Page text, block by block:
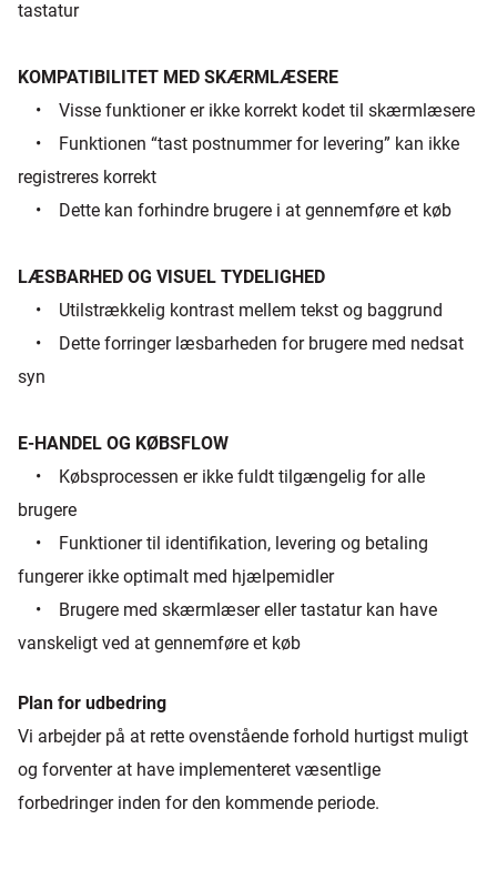
tastatur
KOMPATIBILITET MED SKÆRMLÆSERE
• Visse funktioner er ikke korrekt kodet til skærmlæsere
• Funktionen “tast postnummer for levering” kan ikke
registreres korrekt
• Dette kan forhindre brugere i at gennemføre et køb
LÆSBARHED OG VISUEL TYDELIGHED
• Utilstrækkelig kontrast mellem tekst og baggrund
• Dette forringer læsbarheden for brugere med nedsat
syn
E-HANDEL OG KØBSFLOW
• Købsprocessen er ikke fuldt tilgængelig for alle
brugere
• Funktioner til identifikation, levering og betaling
fungerer ikke optimalt med hjælpemidler
• Brugere med skærmlæser eller tastatur kan have
vanskeligt ved at gennemføre et køb
Plan for udbedring
Vi arbejder på at rette ovenstående forhold hurtigst muligt
og forventer at have implementeret væsentlige
forbedringer inden for den kommende periode.